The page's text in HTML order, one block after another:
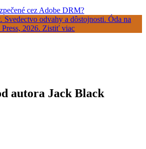
cez Adobe DRM?
autora Jack Black